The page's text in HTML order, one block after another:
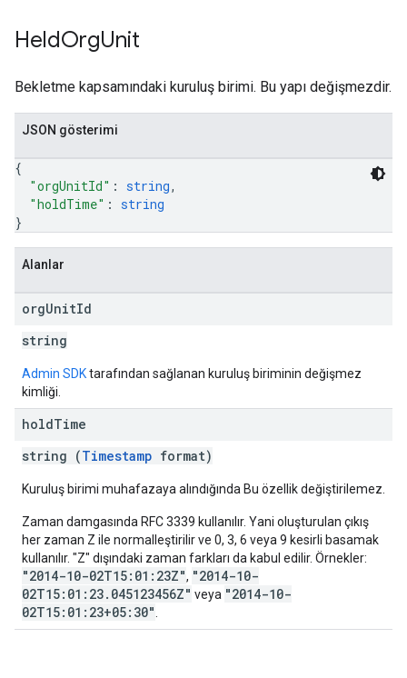
HeldOrgUnit
Bekletme kapsamındaki kuruluş birimi. Bu yapı değişmezdir.
JSON gösterimi
{
"orgUnitId" : string,
"holdTime" : string
}
Alanlar
orgUnitId
string
Admin SDKtarafından sağlanan kuruluş biriminin değişmez
kimliği.
holdTime
string (Timestamp format)
Kuruluş birimi muhafazaya alındığında Bu özellik değiştirilemez.
Zaman damgasında RFC 3339 kullanılır. Yani oluşturulan çıkış
her zaman Z ile normalleştirilir ve 0, 3, 6 veya 9 kesirli basamak
kullanılır. "Z" dışındaki zaman farkları da kabul edilir. Örnekler:
"2014-10-02T15:01:23Z", "2014-10-
02T15:01:23.045123456Z" veya "2014-10-
02T15:01:23+05:30"